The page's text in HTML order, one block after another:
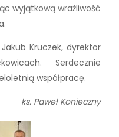
wyjątkową wrażliwość
Kruczek, dyrektor
Serdecznie
współpracę.
ks. Paweł Konieczny